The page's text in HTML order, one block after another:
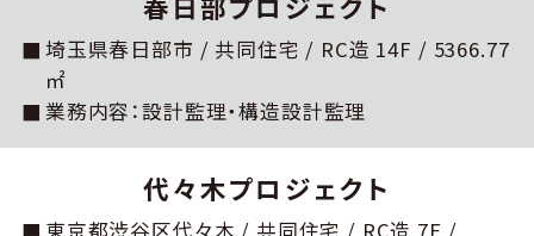
埼⽟県春⽇部市 / 共同住宅 / RC造 14F / 5366.77
㎡
業務内容：設計監理・構造設計監理
代々木プロジェクト
東京都渋⾕区代々⽊ / 共同住宅 / RC造 7F /